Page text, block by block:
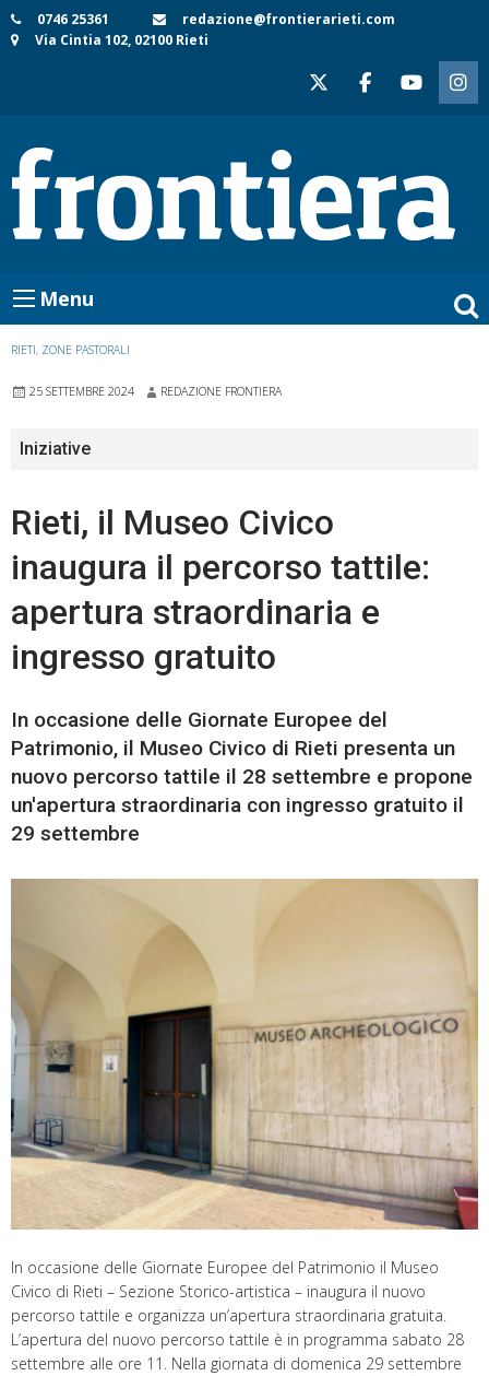
Skip
to
0746 25361
redazione@frontierarieti.com
Via Cintia 102, 02100 Rieti
Menu
RIETI, ZONE PASTORALI
25 SETTEMBRE 2024 REDAZIONE FRONTIERA
Iniziative
Rieti, il Museo Civico
inaugura il percorso tattile:
apertura straordinaria e
ingresso gratuito
In occasione delle Giornate Europee del
Patrimonio, il Museo Civico di Rieti presenta un
nuovo percorso tattile il 28 settembre e propone
un'apertura straordinaria con ingresso gratuito il
29 settembre
In occasione delle Giornate Europee del Patrimonio il Museo
Civico di Rieti – Sezione Storico-artistica – inaugura il nuovo
percorso tattile e organizza un’apertura straordinaria gratuita.
L’apertura del nuovo percorso tattile è in programma sabato 28
settembre alle ore 11. Nella giornata di domenica 29 settembre